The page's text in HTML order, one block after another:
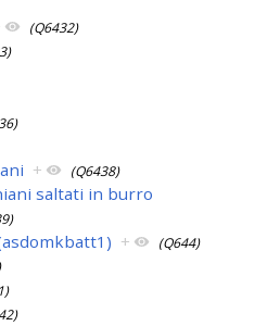
(Q6432)
+ (Q6438)
saltati in burro
+ (Q644)